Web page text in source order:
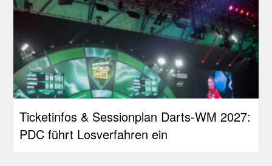
Ticketinfos & Sessionplan Darts-WM 2027:
PDC führt Losverfahren ein